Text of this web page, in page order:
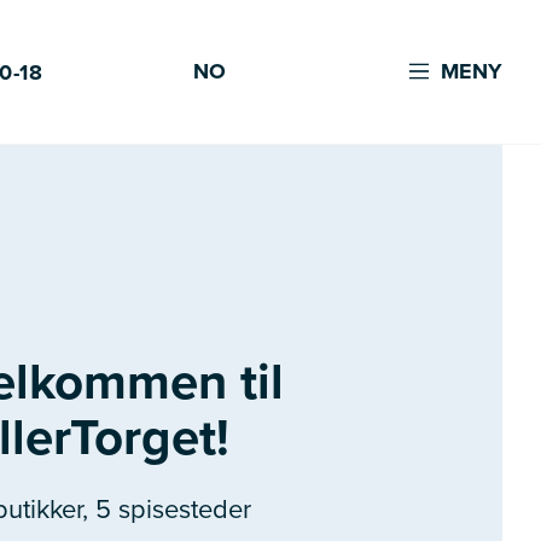
18 NO MENY
til
5 spisesteder